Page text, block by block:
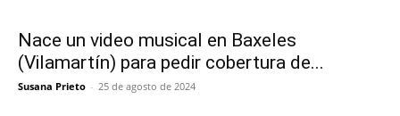
Nace un video musical en Baxeles
(Vilamartín) para pedir cobertura de...
Susana Prieto - 25 de agosto de 2024